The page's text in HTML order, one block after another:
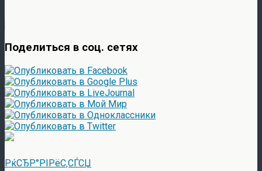
Поделиться в соц. сетях
РќСЂР°РІРёС‚СЃСЏ